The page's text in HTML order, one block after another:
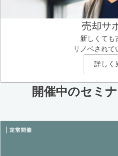
売却サ
新しくても
リノベされて
詳しく
開催中のセミ